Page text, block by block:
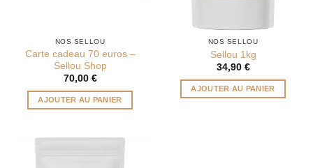
NOS SELLOU
Carte cadeau 70 euros –
Sellou Shop
70,00 €
AJOUTER AU PANIER
NOS SELLOU
Sellou 1kg
34,90 €
AJOUTER AU PANIER